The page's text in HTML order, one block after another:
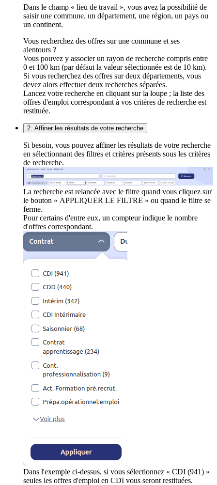
Dans le champ « lieu de travail », vous avez la possibilité de
saisir une commune, un département, une région, un pays ou
un continent.
Vous recherchez des offres sur une commune et ses
alentours ?
Vous pouvez y associer un rayon de recherche compris entre
0 et 100 km (par défaut la valeur sélectionnée est de 10 km).
Si vous recherchez des offres sur deux départements, vous
devez alors effectuer deux recherches séparées.
Lancez votre recherche en cliquant sur la loupe ; la liste des
offres d'emploi correspondant à vos critères de recherche est
restituée.
2. Affiner les résultats de votre recherche
Si besoin, vous pouvez affiner les résultats de votre recherche
en sélectionnant des filtres et critères présents sous les critères
de recherche.
La recherche est relancée avec le filtre quand vous cliquez sur
le bouton « APPLIQUER LE FILTRE » ou quand le filtre se
ferme.
Pour certains d'entre eux, un compteur indique le nombre
d'offres correspondant.
Dans l'exemple ci-dessus, si vous sélectionnez « CDI (941) »
seules les offres d'emploi en CDI vous seront restituées.